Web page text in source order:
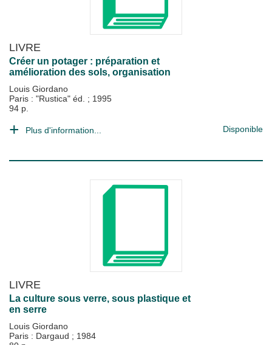
LIVRE
Créer un potager : préparation et
amélioration des sols, organisation
Louis Giordano
Paris : "Rustica" éd. ; 1995
94 p.
Plus d'information... Disponible
LIVRE
La culture sous verre, sous plastique et
en serre
Louis Giordano
Paris : Dargaud ; 1984